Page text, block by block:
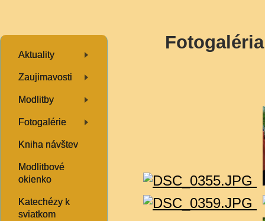
Aktuality
Zaujimavosti
Modlitby
Fotogalérie
Kniha návštev
Modlitbové
okienko
Katechézy k
sviatkom